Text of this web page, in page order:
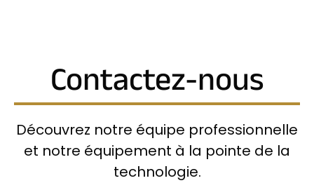
Contactez-nous
Découvrez notre équipe professionnelle
et notre équipement à la pointe de la
technologie.